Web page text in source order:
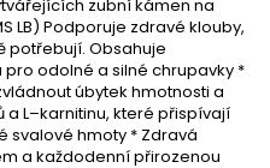
zubní kámen na
LB) Podporuje zdravé klouby,
potřebují. Obsahuje
odolné a silné chrupavky *
úbytek hmotnosti a
a L–karnitinu, které přispívají
svalové hmoty * Zdravá
a každodenní přirozenou